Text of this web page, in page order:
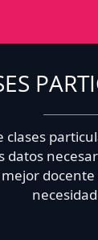
clases
datos